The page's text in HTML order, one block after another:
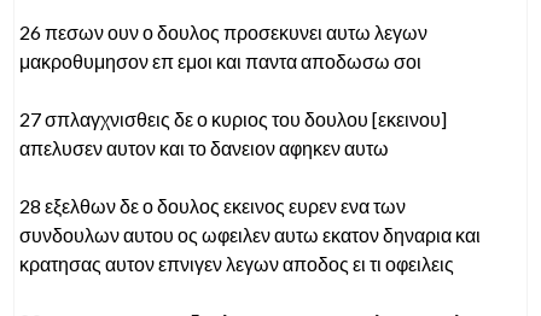
26 πεσων ουν ο δουλος προσεκυνει αυτω λεγων
μακροθυμησον επ εμοι και παντα αποδωσω σοι
27 σπλαγχνισθεις δε ο κυριος του δουλου [εκεινου]
απελυσεν αυτον και το δανειον αφηκεν αυτω
28 εξελθων δε ο δουλος εκεινος ευρεν ενα των
συνδουλων αυτου ος ωφειλεν αυτω εκατον δηναρια και
κρατησας αυτον επνιγεν λεγων αποδος ει τι οφειλεις